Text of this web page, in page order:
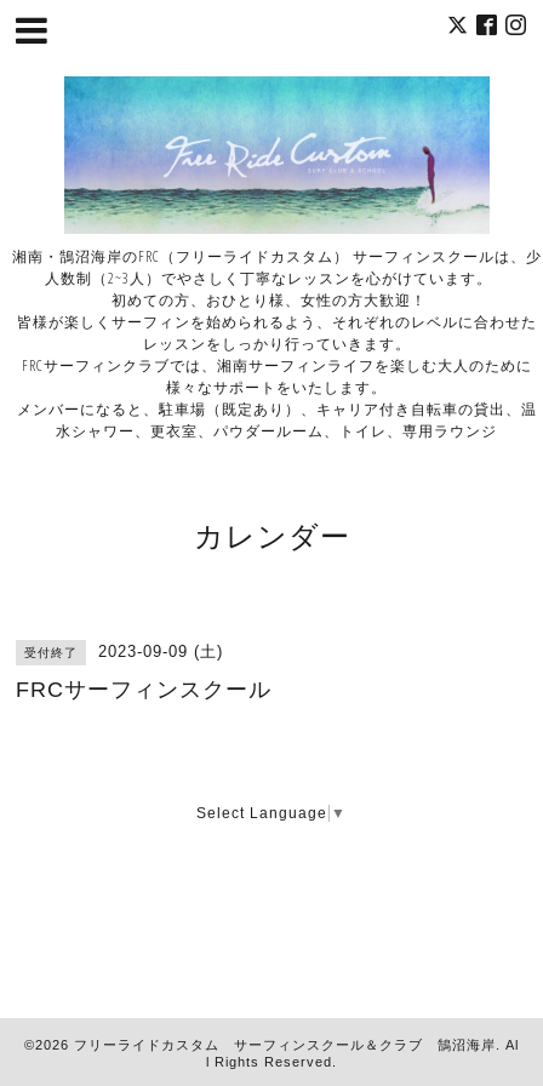
湘南・鵠沼海岸のFRC（フリーライドカスタム） サーフィンスクールは、少
人数制（2~3人）でやさしく丁寧なレッスンを心がけています。
初めての方、おひとり様、女性の方大歓迎！
皆様が楽しくサーフィンを始められるよう、それぞれのレベルに合わせた
レッスンをしっかり行っていきます。
FRCサーフィンクラブでは、湘南サーフィンライフを楽しむ大人のために
様々なサポートをいたします。
メンバーになると、駐車場（既定あり）、キャリア付き自転車の貸出、温
水シャワー、更衣室、パウダールーム、トイレ、専用ラウンジ
カレンダー
受付終了 2023-09-09 (土)
FRCサーフィンスクール
Select Language ▼
©2026 フリーライドカスタム サーフィンスクール＆クラブ 鵠沼海岸 . Al
l Rights Reserved.